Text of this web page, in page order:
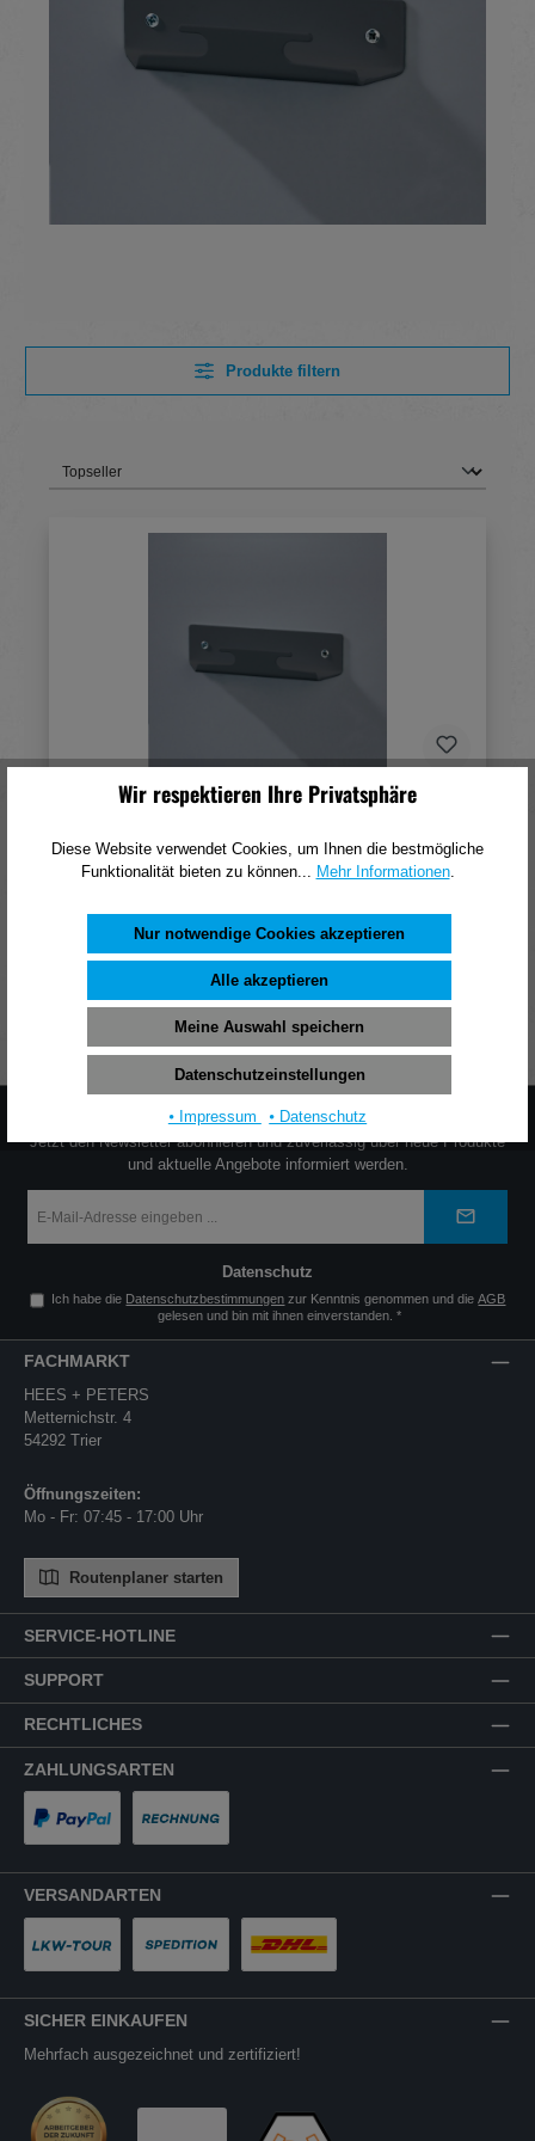
Produkte filtern
Format Trittleiter-Aufhängeschiene 4495001,
12,50 €*
In den Warenkorb
Jetzt den Newsletter abonnieren und zuverlässig über neue Produkte
und aktuelle Angebote informiert werden.
Mail-
Datenschutz
Ich habe die Datenschutzbestimmungen zur Kenntnis genommen und dieAGB
gelesen und bin mit ihnen einverstanden. *
SERVICE-HOTLINE
SUPPORT
RECHTLICHES
ZAHLUNGSARTEN
VERSANDARTEN
FACHMARKT
HEES + PETERS
Metternichstr. 4
54292 Trier
Öffnungszeiten:
Mo - Fr: 07:45 - 17:00 Uhr
Routenplaner starten
SICHER EINKAUFEN
Mehrfach ausgezeichnet und zertifiziert!
Wir respektieren Ihre Privatsphäre
Diese Website verwendet Cookies, um Ihnen die bestmögliche
Funktionalität bieten zu können...
Mehr Informationen.
Nur notwendige Cookies akzeptieren
Alle akzeptieren
Meine Auswahl speichern
Datenschutzeinstellungen
⦁ Impressum ⦁ Datenschutz